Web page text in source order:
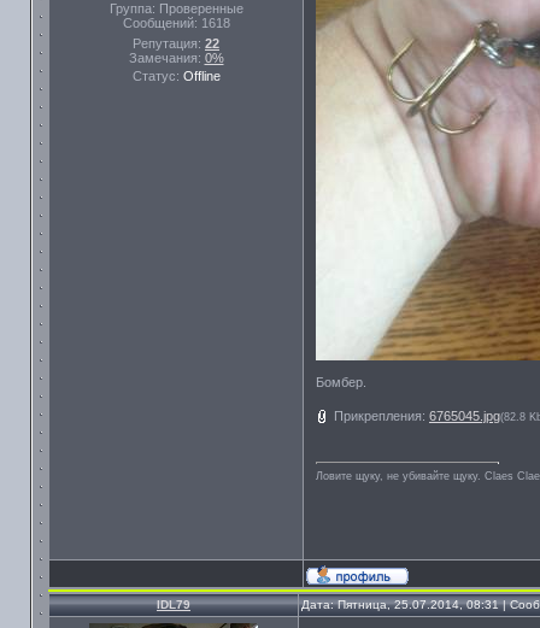
Группа: Проверенные
Сообщений: 1618
Репутация: 22
Замечания: 0%
Статус: Offline
Бомбер.
Прикрепления: 6765045.jpg(82.8
Ловите щуку, не убивайте щуку. Сlaes
IDL79 Дата: Пятница, 25.07.2014, 08:31 |